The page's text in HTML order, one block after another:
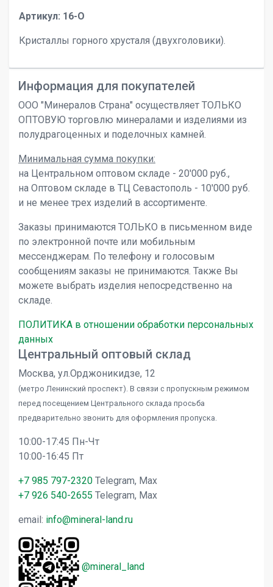
Артикул: 16-O
Кристаллы горного хрусталя (двухголовики).
Информация для покупателей
ООО "Минералов Страна" осуществляет ТОЛЬКО
ОПТОВУЮ торговлю минералами и изделиями из
полудрагоценных и поделочных камней.
Минимальная сумма покупки:
на Центральном оптовом складе - 20'000 руб.,
на Оптовом складе в ТЦ Севастополь - 10'000 руб.
и не менее трех изделий в ассортименте.
Заказы принимаются ТОЛЬКО в письменном виде
по электронной почте или мобильным
мессенджерам. По телефону и голосовым
сообщениям заказы не принимаются. Также Вы
можете выбрать изделия непосредственно на
складе.
ПОЛИТИКА в отношении обработки персональных
данных
Центральный оптовый склад
Москва, ул.Орджоникидзе, 12
(метро Ленинский проспект). В связи с пропускным режимом
перед посещением Центрального склада просьба
предварительно звонить для оформления пропуска.
10:00-17:45 Пн-Чт
10:00-16:45 Пт
+7 985 797-2320 Telegram, Max
+7 926 540-2655 Telegram, Max
email: info@mineral-land.ru
@mineral_land